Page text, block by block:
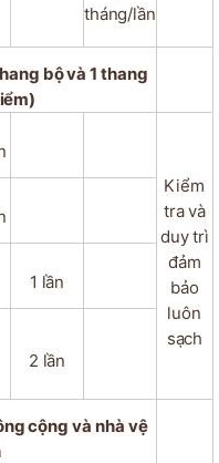
tháng/lần
bộvà 1 thang
Kiểm
travà
duytrì
đảm
bảo
luôn
sạch
1 lần
2 lần
cộng và nhà vệ